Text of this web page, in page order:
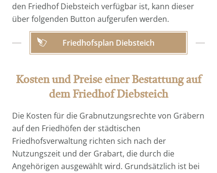
den Friedhof Diebsteich verfügbar ist, kann dieser
über folgenden Button aufgerufen werden.
Friedhofsplan Diebsteich
Kosten und Preise einer Bestattung auf
dem Friedhof Diebsteich
Die Kosten für die Grabnutzungsrechte von Gräbern
auf den Friedhöfen der städtischen
Friedhofsverwaltung richten sich nach der
Nutzungszeit und der Grabart, die durch die
Angehörigen ausgewählt wird. Grundsätzlich ist bei